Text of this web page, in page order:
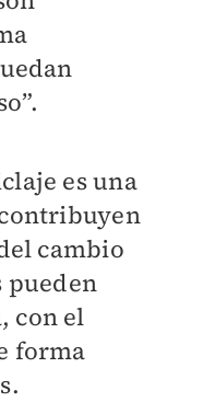
es una
cambio
pueden
con el
forma